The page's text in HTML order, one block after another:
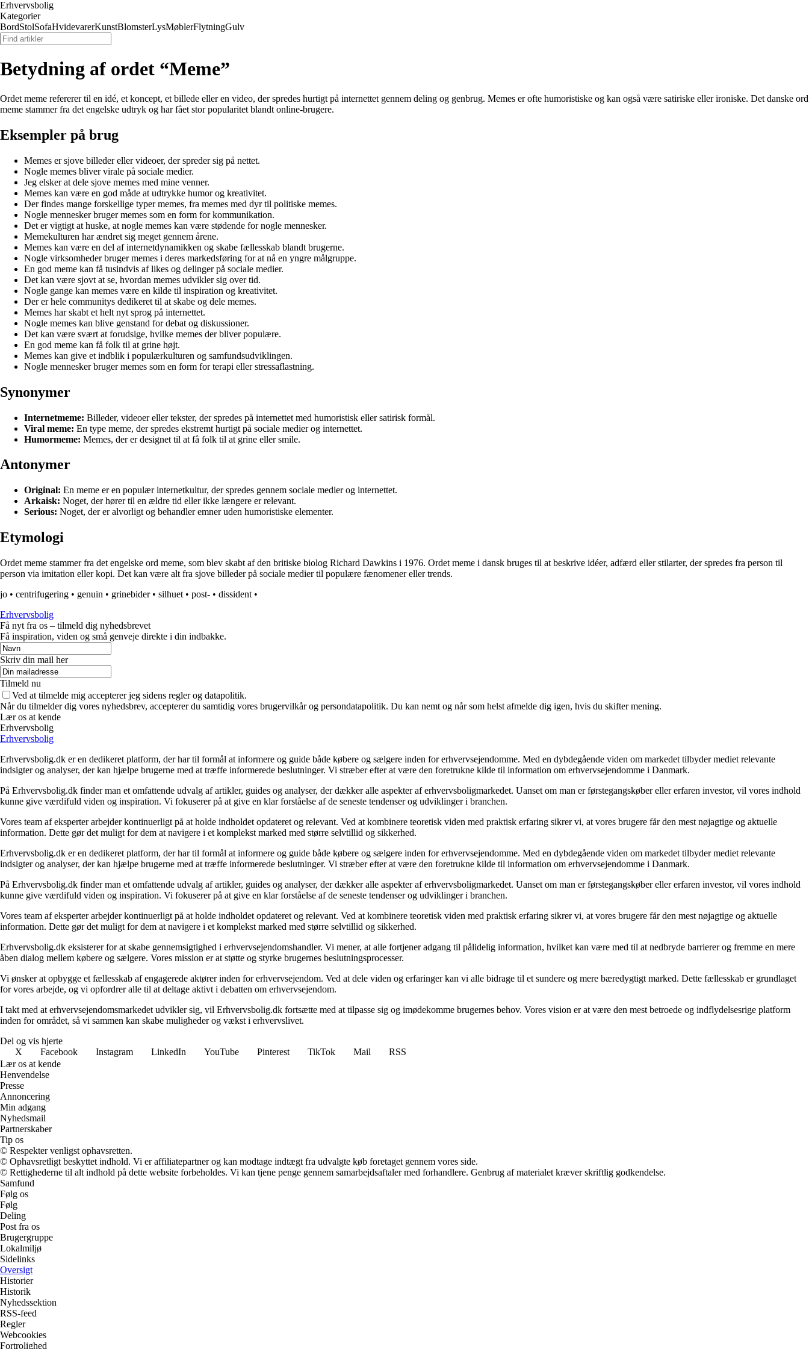
Erhvervsbolig
Kategorier
BordStolSofaHvidevarerKunstBlomsterLysMøblerFlytningGulv
Betydning af ordet “Meme”
Ordet meme refererer til en idé, et koncept, et billede eller en video, der spredes hurtigt på internettet gennem deling og genbrug. Memes er ofte humoristiske og kan også være satiriske eller ironiske. Det danske ord
meme stammer fra det engelske udtryk og har fået stor popularitet blandt online-brugere.
Eksempler på brug
Memes er sjove billeder eller videoer, der spreder sig på nettet.
Nogle memes bliver virale på sociale medier.
Jeg elsker at dele sjove memes med mine venner.
Memes kan være en god måde at udtrykke humor og kreativitet.
Der findes mange forskellige typer memes, fra memes med dyr til politiske memes.
Nogle mennesker bruger memes som en form for kommunikation.
Det er vigtigt at huske, at nogle memes kan være stødende for nogle mennesker.
Memekulturen har ændret sig meget gennem årene.
Memes kan være en del af internetdynamikken og skabe fællesskab blandt brugerne.
Nogle virksomheder bruger memes i deres markedsføring for at nå en yngre målgruppe.
En god meme kan få tusindvis af likes og delinger på sociale medier.
Det kan være sjovt at se, hvordan memes udvikler sig over tid.
Nogle gange kan memes være en kilde til inspiration og kreativitet.
Der er hele communitys dedikeret til at skabe og dele memes.
Memes har skabt et helt nyt sprog på internettet.
Nogle memes kan blive genstand for debat og diskussioner.
Det kan være svært at forudsige, hvilke memes der bliver populære.
En god meme kan få folk til at grine højt.
Memes kan give et indblik i populærkulturen og samfundsudviklingen.
Nogle mennesker bruger memes som en form for terapi eller stressaflastning.
Synonymer
Internetmeme: Billeder, videoer eller tekster, der spredes på internettet med humoristisk eller satirisk formål.
Viral meme: En type meme, der spredes ekstremt hurtigt på sociale medier og internettet.
Humormeme: Memes, der er designet til at få folk til at grine eller smile.
Antonymer
Original: En meme er en populær internetkultur, der spredes gennem sociale medier og internettet.
Arkaisk: Noget, der hører til en ældre tid eller ikke længere er relevant.
Serious: Noget, der er alvorligt og behandler emner uden humoristiske elementer.
Etymologi
Ordet meme stammer fra det engelske ord meme, som blev skabt af den britiske biolog Richard Dawkins i 1976. Ordet meme i dansk bruges til at beskrive idéer, adfærd eller stilarter, der spredes fra person til
person via imitation eller kopi. Det kan være alt fra sjove billeder på sociale medier til populære fænomener eller trends.
jo • centrifugering • genuin • grinebider• silhuet • post- • dissident •
Erhvervsbolig
Få nyt fra os – tilmeld dig nyhedsbrevet
Få inspiration, viden og små genveje direkte i din indbakke.
Skriv din mail her
Tilmeld nu
Ved at tilmelde mig accepterer jeg sidens regler og datapolitik.
Når du tilmelder dig vores nyhedsbrev, accepterer du samtidig vores brugervilkår og persondatapolitik. Du kan nemt og når som helst afmelde dig igen, hvis du skifter mening.
Lær os at kende
Erhvervsbolig
Erhvervsbolig
Erhvervsbolig.dk er en dedikeret platform, der har til formål at informere og guide både købere og sælgere inden for erhvervsejendomme. Med en dybdegående viden om markedet tilbyder mediet relevante
indsigter og analyser, der kan hjælpe brugerne med at træffe informerede beslutninger. Vi stræber efter at være den foretrukne kilde til information om erhvervsejendomme i Danmark.
På Erhvervsbolig.dk finder man et omfattende udvalg af artikler, guides og analyser, der dækker alle aspekter af erhvervsboligmarkedet. Uanset om man er førstegangskøber eller erfaren investor, vil vores indhold
kunne give værdifuld viden og inspiration. Vi fokuserer på at give en klar forståelse af de seneste tendenser og udviklinger i branchen.
Vores team af eksperter arbejder kontinuerligt på at holde indholdet opdateret og relevant. Ved at kombinere teoretisk viden med praktisk erfaring sikrer vi, at vores brugere får den mest nøjagtige og aktuelle
information. Dette gør det muligt for dem at navigere i et komplekst marked med større selvtillid og sikkerhed.
Erhvervsbolig.dk er en dedikeret platform, der har til formål at informere og guide både købere og sælgere inden for erhvervsejendomme. Med en dybdegående viden om markedet tilbyder mediet relevante
indsigter og analyser, der kan hjælpe brugerne med at træffe informerede beslutninger. Vi stræber efter at være den foretrukne kilde til information om erhvervsejendomme i Danmark.
På Erhvervsbolig.dk finder man et omfattende udvalg af artikler, guides og analyser, der dækker alle aspekter af erhvervsboligmarkedet. Uanset om man er førstegangskøber eller erfaren investor, vil vores indhold
kunne give værdifuld viden og inspiration. Vi fokuserer på at give en klar forståelse af de seneste tendenser og udviklinger i branchen.
Vores team af eksperter arbejder kontinuerligt på at holde indholdet opdateret og relevant. Ved at kombinere teoretisk viden med praktisk erfaring sikrer vi, at vores brugere får den mest nøjagtige og aktuelle
information. Dette gør det muligt for dem at navigere i et komplekst marked med større selvtillid og sikkerhed.
Erhvervsbolig.dk eksisterer for at skabe gennemsigtighed i erhvervsejendomshandler. Vi mener, at alle fortjener adgang til pålidelig information, hvilket kan være med til at nedbryde barrierer og fremme en mere
åben dialog mellem købere og sælgere. Vores mission er at støtte og styrke brugernes beslutningsprocesser.
Vi ønsker at opbygge et fællesskab af engagerede aktører inden for erhvervsejendom. Ved at dele viden og erfaringer kan vi alle bidrage til et sundere og mere bæredygtigt marked. Dette fællesskab er grundlaget
for vores arbejde, og vi opfordrer alle til at deltage aktivt i debatten om erhvervsejendom.
I takt med at erhvervsejendomsmarkedet udvikler sig, vil Erhvervsbolig.dk fortsætte med at tilpasse sig og imødekomme brugernes behov. Vores vision er at være den mest betroede og indflydelsesrige platform
inden for området, så vi sammen kan skabe muligheder og vækst i erhvervslivet.
Del og vis hjerte
X
Facebook Instagram LinkedIn YouTube Pinterest TikTok Mail
RSS
Lær os at kende
Henvendelse
Presse
Annoncering
Min adgang
Nyhedsmail
Partnerskaber
Tip os
© Respekter venligst ophavsretten.
© Ophavsretligt beskyttet indhold. Vi er affiliatepartner og kan modtage indtægt fra udvalgte køb foretaget gennem vores side.
© Rettighederne til alt indhold på dette website forbeholdes. Vi kan tjene penge gennem samarbejdsaftaler med forhandlere. Genbrug af materialet kræver skriftlig godkendelse.
Samfund
Følg os
Følg
Deling
Post fra os
Brugergruppe
Lokalmiljø
Sidelinks
Oversigt
Historier
Historik
Nyhedssektion
RSS-feed
Regler
Webcookies
Fortrolighed